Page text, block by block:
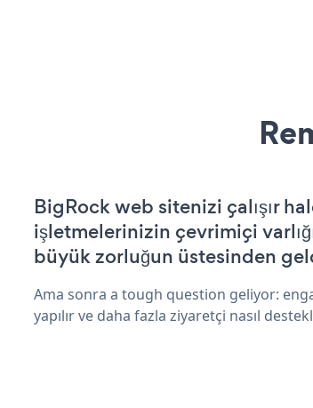
BigRock web sitenizi çalışır
işletmelerinizin çevrimiçi
büyük zorluğun üstesinden
Ama sonra a tough question geliyor:
yapılır ve daha fazla ziyaretçi nasıl